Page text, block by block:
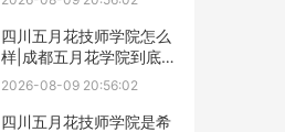
四川五月花技师学院怎么
样|成都五月花学院到底好
不好
2026-08-09 20:56:02
四川五月花技师学院是希